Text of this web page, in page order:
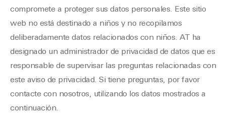
compromete a proteger sus datos personales. Este sitio
web no está destinado a niños y no recopilamos
deliberadamente datos relacionados con niños. AT ha
designado un administrador de privacidad de datos que es
responsable de supervisar las preguntas relacionadas con
este aviso de privacidad. Si tiene preguntas, por favor
contacte con nosotros, utilizando los datos mostrados a
continuación.